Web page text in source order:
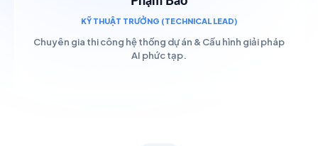
KỸ THUẬT TRƯỞNG (TECHNICAL LEAD)
Chuyên gia thi công hệ thống dự án & Cấu hình giải pháp
AI phức tạp.